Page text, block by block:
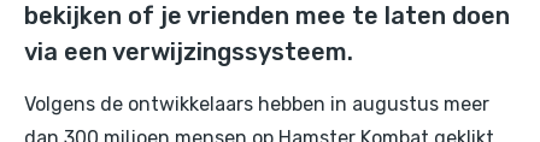
bekijken of je vrienden mee te laten doen
via een verwijzingssysteem.
Volgens de ontwikkelaars hebben in augustus meer